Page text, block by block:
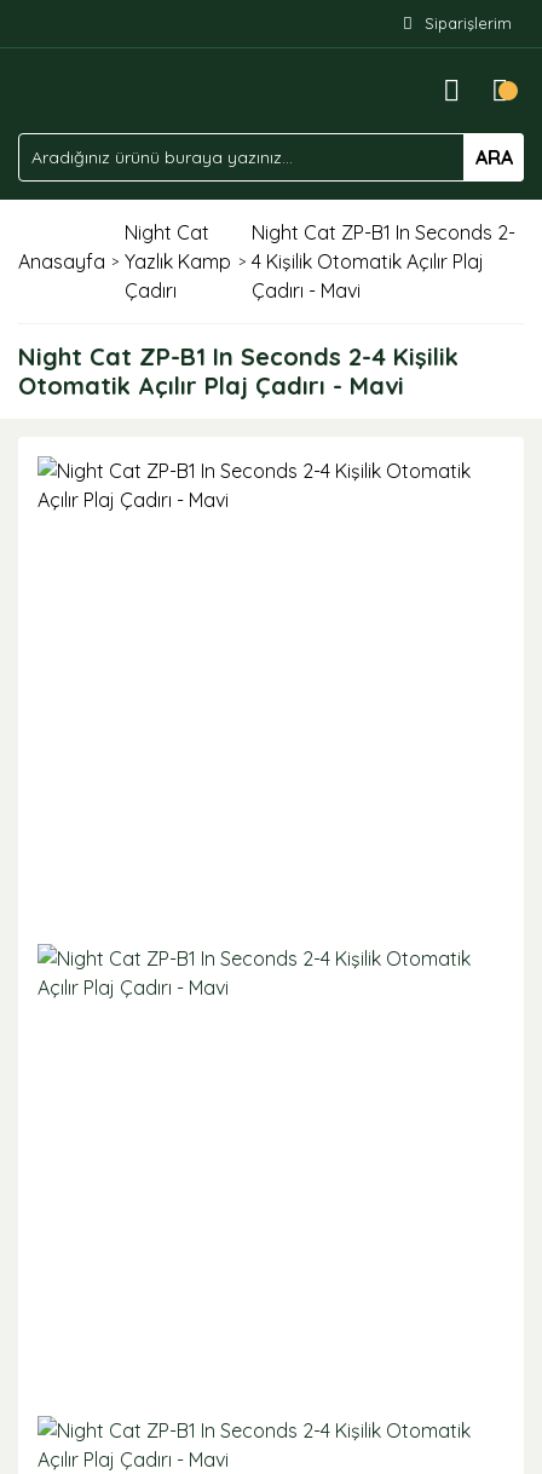
Siparişlerim
ARA
Anasayfa
Night Cat
Yazlık Kamp
Çadırı
Night Cat ZP-B1 In Seconds 2-
4 Kişilik Otomatik Açılır Plaj
Çadırı - Mavi
Night Cat ZP-B1 In Seconds 2-4 Kişilik
Otomatik Açılır Plaj Çadırı - Mavi